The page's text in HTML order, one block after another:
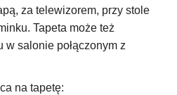
za telewizorem, przy stole
Tapeta może też
w salonie połączonym z
na tapetę: